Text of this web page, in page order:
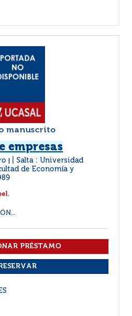
manuscrito
empresas
Salta : Universidad
de Economía y